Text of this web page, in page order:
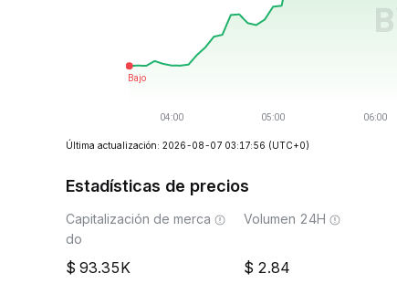
Última actualización: 2026-08-07 03:17:56 (UTC+0)
Estadísticas de precios
Capitalización de merca
do
93.35K
Volumen 24H
2.84